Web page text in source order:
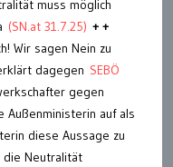
muss möglich
(SN.at 31.7.25) + +
Wir sagen Nein zu
dagegen SEBÖ
gegen
auf als
diese Aussage zu
die Neutralität